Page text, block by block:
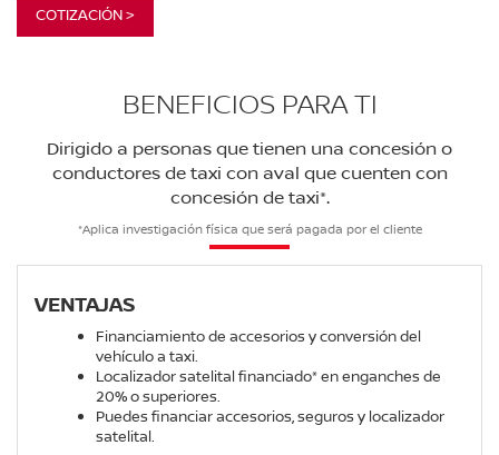
COTIZACIÓN >
BENEFICIOS PARA TI
Dirigido a personas que tienen una concesión o
conductores de taxi con aval que cuenten con
concesión de taxi*.
*Aplica investigación física que será pagada por el cliente
VENTAJAS
Financiamiento de accesorios y conversión del
vehículo a taxi.
Localizador satelital financiado* en enganches de
20% o superiores.
Puedes financiar accesorios, seguros y localizador
satelital.